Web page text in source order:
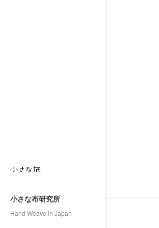
小さな布研究所
Hand Weave in Japan